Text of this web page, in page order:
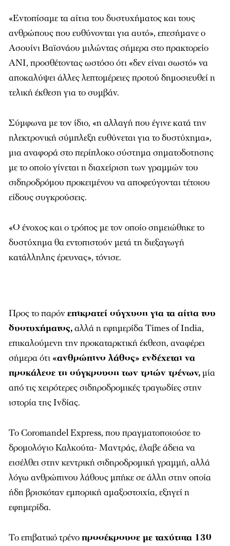
«Εντοπίσαμε τα αίτια του δυστυχήματος και τους
ανθρώπους που ευθύνονται για αυτό», επεσήμανε ο
Ασουίνι Βαϊσνάου μιλώντας σήμερα στο πρακτορείο
ANI, προσθέτοντας ωστόσο ότι «δεν είναι σωστό» να
αποκαλύψει άλλες λεπτομέρειες προτού δημοσιευθεί η
τελική έκθεση για το συμβάν.
Σύμφωνα με τον ίδιο, «η αλλαγή που έγινε κατά την
ηλεκτρονική σύμπλεξη ευθύνεται για το δυστύχημα»,
μια αναφορά στο περίπλοκο σύστημα σηματοδοτησης
με το οποίο γίνεται η διαχείριση των γραμμών του
σιδηροδρόμου προκειμένου να αποφεύγονται τέτοιου
είδους συγκρούσεις.
«Ο ένοχος και ο τρόπος με τον οποίο σημειώθηκε το
δυστύχημα θα εντοπιστούν μετά τη διεξαγωγή
κατάλληλης έρευνας», τόνισε.
Προς το παρόνεπικρατεί σύγχυση για τα αίτια του
δυστυχήματος,αλλά η εφημερίδα Times οf India,
επικαλούμενη την προκαταρκτική έκθεση, αναφέρει
σήμερα ότι «ανθρώπινο λάθος» ενδέχεται να
προκάλεσε τη σύγκρουση των τριών τρένων,μία
από τις χειρότερες σιδηροδρομικές τραγωδίες στην
ιστορία της Ινδίας.
Το Coromandel Express, που πραγματοποιούσε το
δρομολόγιο Καλκούτα- Μαντράς, έλαβε άδεια να
εισέλθει στην κεντρική σιδηροδρομική γραμμή, αλλά
λόγω ανθρώπινου λάθους μπήκε σε άλλη στην οποία
ήδη βρισκόταν εμπορική αμαξοστοιχία, εξηγεί η
εφημερίδα.
Το επιβατικό τρένοπροσέκρουσε με ταχύτητα 130